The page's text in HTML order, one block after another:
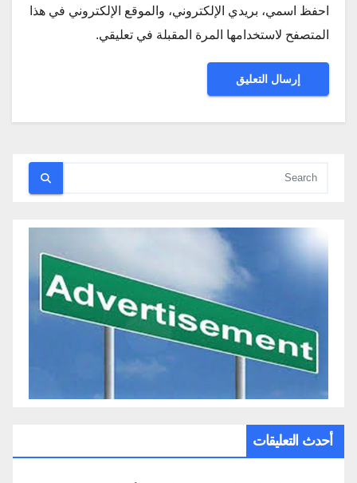
احفظ اسمي، بريدي الإلكتروني، والموقع الإلكتروني في هذا
المتصفح لاستخدامها المرة المقبلة في تعليقي.
أحدث التعليقات